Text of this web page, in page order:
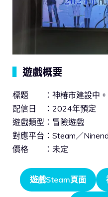
遊戲概要
標題 ：神椿市建設中。
配信日 ：2024年預定
遊戲類型：冒險遊戲
對應平台：Steam／
價格 ：未定
遊戲Steam頁面